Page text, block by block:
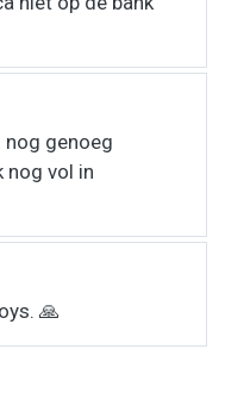
nog genoeg
nog vol in
🙏